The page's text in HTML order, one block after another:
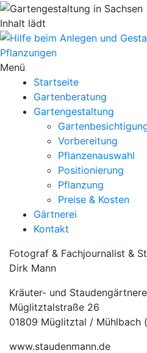
Inhalt lädt
Menü
Startseite
Gartenberatung
Gartengestaltung
Vorbereitung
Pflanzenauswahl
Positionierung
Pflanzung
Preise & Kosten
Gärtnerei
Kontakt
Fotograf & Fachjournalist &
Dirk Mann
Kräuter- und
Müglitztalstraße 26
01809 Müglitztal / Mühlbach
www.staudenmann.de